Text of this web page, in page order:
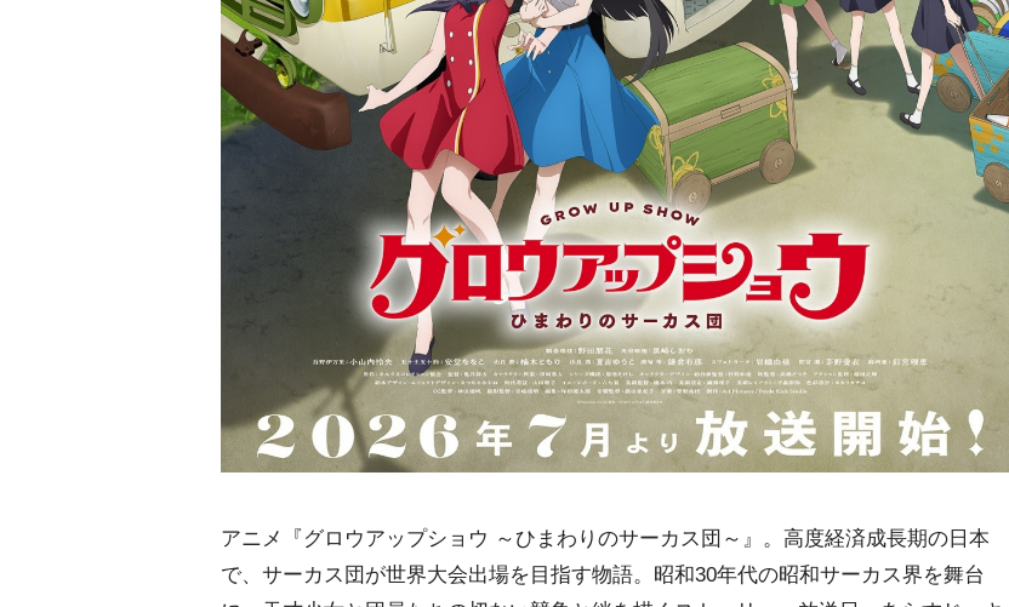
アニメ『グロウアップショウ ～ひまわりのサーカス団～』。高度経済成長期の日本
で、サーカス団が世界大会出場を目指す物語。昭和30年代の昭和サーカス界を舞台